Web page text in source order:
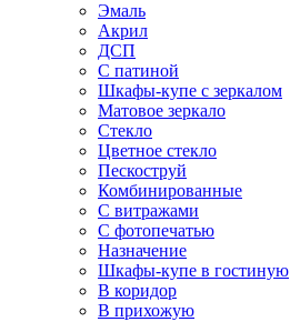
Эмаль
Акрил
ДСП
С патиной
Шкафы-купе с зеркалом
Матовое зеркало
Стекло
Цветное стекло
Пескоструй
Комбинированные
С витражами
С фотопечатью
Назначение
Шкафы-купе в гостиную
В коридор
В прихожую